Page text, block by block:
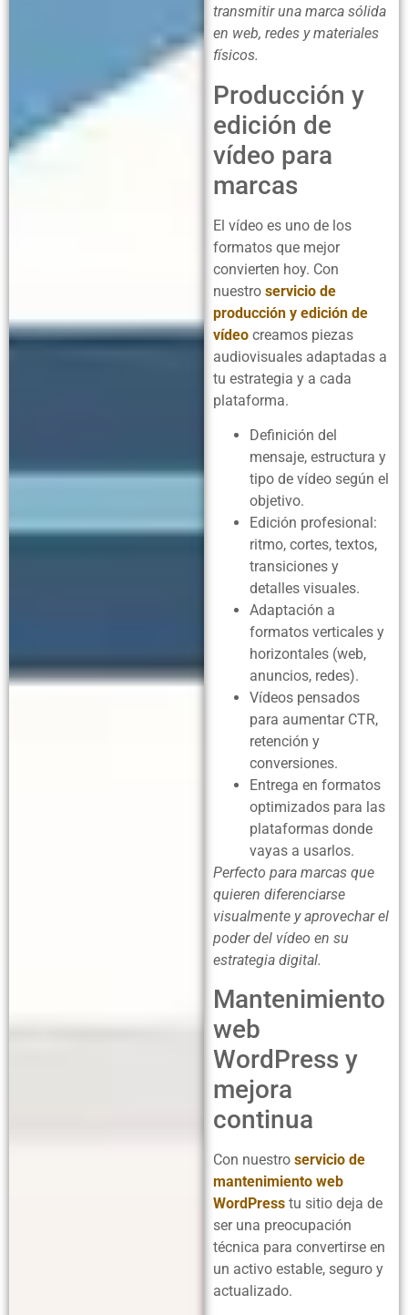
transmitir una marca sólida
en web, redes y materiales
físicos.
Producción y
edición de
vídeo para
marcas
El vídeo es uno de los
formatos que mejor
convierten hoy. Con
nuestro servicio de
producción y edición de
vídeo creamos piezas
audiovisuales adaptadas a
tu estrategia y a cada
plataforma.
Definición del
mensaje, estructura y
tipo de vídeo según el
objetivo.
Edición profesional:
ritmo, cortes, textos,
transiciones y
detalles visuales.
Adaptación a
formatos verticales y
horizontales (web,
anuncios, redes).
Vídeos pensados
para aumentar CTR,
retención y
conversiones.
Entrega en formatos
optimizados para las
plataformas donde
vayas a usarlos.
Perfecto para marcas que
quieren diferenciarse
visualmente y aprovechar el
poder del vídeo en su
estrategia digital.
Mantenimiento
web
WordPress y
mejora
continua
Con nuestro servicio de
mantenimiento web
WordPress tu sitio deja de
ser una preocupación
técnica para convertirse en
un activo estable, seguro y
actualizado.